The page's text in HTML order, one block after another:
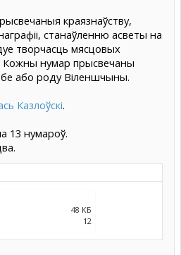
краязнаўству,
станаўленню асветы на
творчасць мясцовых
Кожны нумар прысвечаны
або роду Віленшчыны.
Казлоўскі.
13 нумароў.
48 КБ
12